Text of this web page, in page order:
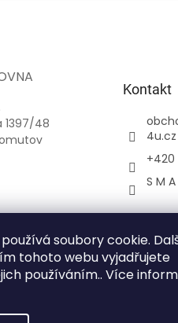
soubory cookie.
tohoto webu vyjadřujete
používáním.. Více
1397/48
Kontakt
4u.cz
+420
S M